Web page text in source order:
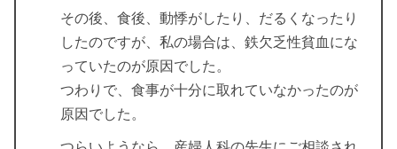
その後、食後、動悸がしたり、だるくなったり
したのですが、私の場合は、鉄欠乏性貧血にな
っていたのが原因でした。
つわりで、食事が十分に取れていなかったのが
原因でした。